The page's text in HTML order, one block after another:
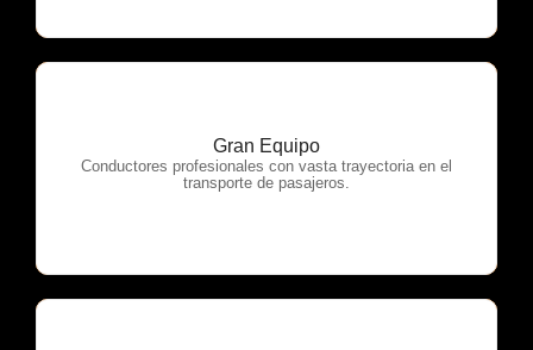
Gran Equipo
Conductores profesionales con vasta trayectoria en el
transporte de pasajeros.
OTP Servicios